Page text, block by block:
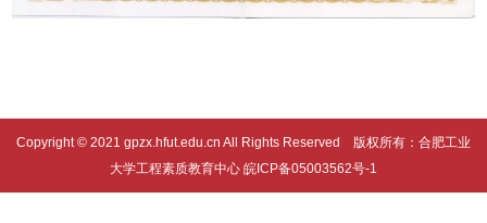
Copyright © 2021 gpzx.hfut.edu.cn All Rights Reserved 版权所有：合肥工业
大学工程素质教育中心 皖ICP备05003562号-1